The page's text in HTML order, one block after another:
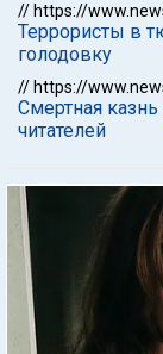
// https://
Террористы в
голодовку
// https://
Смертная
читателей